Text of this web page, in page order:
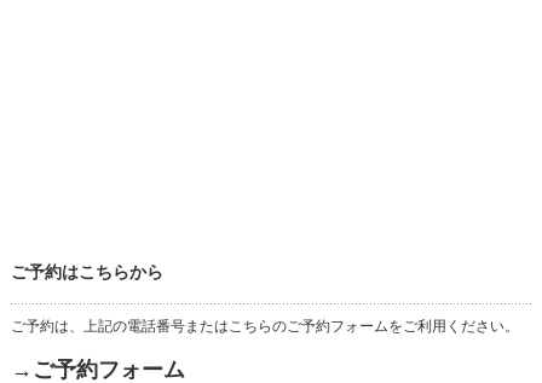
ご予約はこちらから
ご予約は、上記の電話番号またはこちらのご予約フォームをご利用ください。
→ご予約フォーム